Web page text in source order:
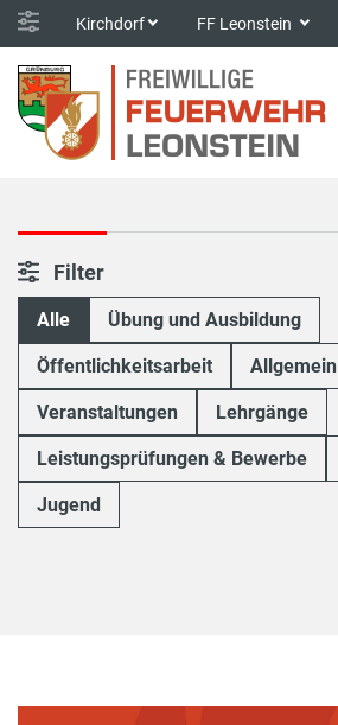
Kirchdorf FF Leonstein
Filter
Alle Übung und Ausbildung
Öffentlichkeitsarbeit Allgemein
Veranstaltungen Lehrgänge
Leistungsprüfungen & Bewerbe
Jugend